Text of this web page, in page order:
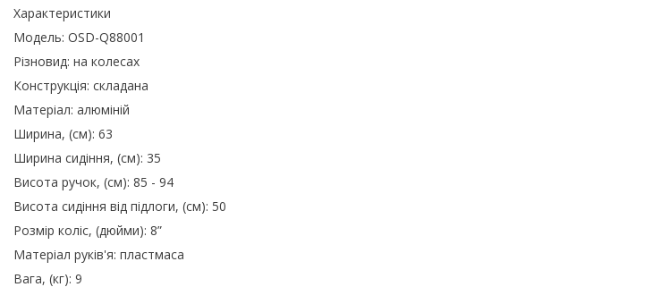
Характеристики
Модель: OSD-Q88001
Різновид: на колесах
Конструкція: складана
Матеріал: алюміній
Ширина, (см): 63
Ширина сидіння, (см): 35
Висота ручок, (см): 85 - 94
Висота сидіння від підлоги, (см): 50
Розмір коліс, (дюйми): 8”
Матеріал руків'я: пластмаса
Вага, (кг): 9